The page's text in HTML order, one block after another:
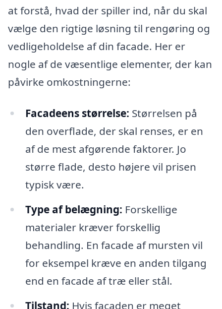
at forstå, hvad der spiller ind, når du skal
vælge den rigtige løsning til rengøring og
vedligeholdelse af din facade. Her er
nogle af de væsentlige elementer, der kan
påvirke omkostningerne:
Facadeens størrelse: Størrelsen på
den overflade, der skal renses, er en
af de mest afgørende faktorer. Jo
større flade, desto højere vil prisen
typisk være.
Type af belægning: Forskellige
materialer kræver forskellig
behandling. En facade af mursten vil
for eksempel kræve en anden tilgang
end en facade af træ eller stål.
Tilstand: Hvis facaden er meget